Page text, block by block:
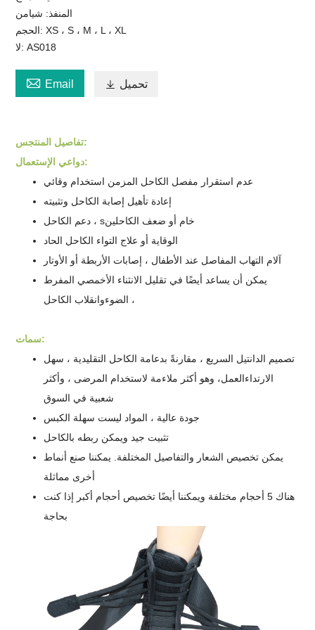
المنفذ: شيامن
الحجم: XS ، S ، M ، L ، XL
لا: AS018
 Email  تحميل
تفاصيل المنتجس
:
دواعي الإستعمال:
عدم استقرار مفصل الكاحل المزمن استخدام وقائي
إعادة تأهيل إصابة الكاحل وتثبيته
دعم الكاحل ، sخام أو ضعف الكاحلين
الوقاية أو علاج التواء الكاحل الحاد
آلام التهاب المفاصل عند الأطفال ، إصابات الأربطة أو الأوتار
يمكن أن يساعد أيضًا في تقليل الانثناء الأخمصي المفرط
، الضوءوانقلاب الكاحل
سمات:
تصميم الدانتيل السريع ، مقارنةً بدعامة الكاحل التقليدية ، سهل
الارتداءالعمل، وهو أكثر ملاءمة لاستخدام المرضى ، وأكثر
شعبية في السوق
جودة عالية ، المواد ليست سهلة الكبس
تثبيت جيد ويمكن ربطه بالكاحل
يمكن تخصيص الشعار والتفاصيل المختلفة. يمكننا صنع أنماط
أخرى مماثلة
هناك 5 أحجام مختلفة ويمكننا أيضًا تخصيص أحجام أكبر إذا كنت
بحاجة